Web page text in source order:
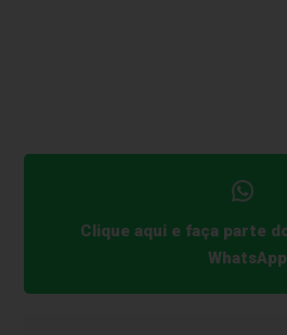
Clique aqui e faça parte
WhatsApp